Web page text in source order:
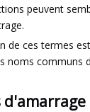
peuvent
de ces termes
noms
d'amarrage